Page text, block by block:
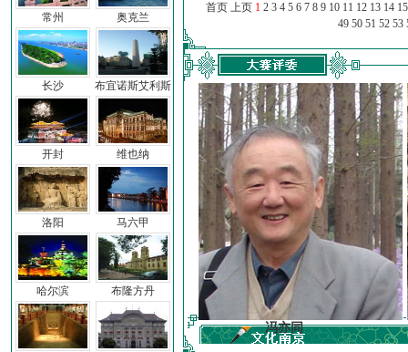
常州
长沙
开封
洛阳
哈尔滨
奥克兰
布宜诺斯艾利斯
维也纳
马六甲
布隆方丹
首页 上页 1 2 3 4 5 6 7 8 9 10 11 12 13 14 15
49 50 51 52 53
子 冯亦同